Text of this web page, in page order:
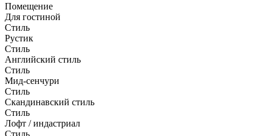
Помещение
Для гостиной
Стиль
Рустик
Стиль
Английский стиль
Стиль
Мид-сенчури
Стиль
Скандинавский стиль
Стиль
Лофт / индастриал
Стиль